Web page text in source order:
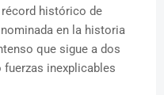
histórico de
en la historia
que sigue a dos
fuerzas inexplicables